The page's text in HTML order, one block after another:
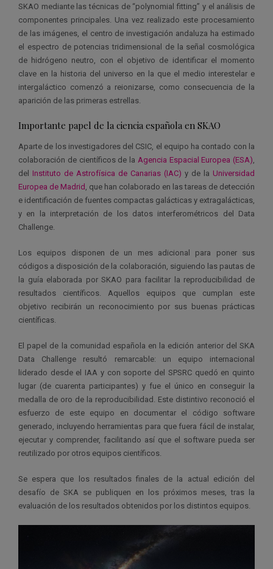
SKAO mediante las técnicas de “polynomial fitting” y el análisis de
componentes principales. Una vez realizado este procesamiento
de las imágenes, el centro de investigación andaluza ha estimado
el espectro de potencias tridimensional de la señal cosmológica
de hidrógeno neutro, con el objetivo de identificar el momento
clave en la historia del universo en la que el medio interestelar e
intergaláctico comenzó a reionizarse, como consecuencia de la
aparición de las primeras estrellas.
Importante papel de la ciencia española en SKAO
Aparte de los investigadores del CSIC, el equipo ha contado con la
colaboración de científicos de la Agencia Espacial Europea (ESA),
del Instituto de Astrofísica de Canarias (IAC) y de la Universidad
Europea de Madrid , que han colaborado en las tareas de detección
e identificación de fuentes compactas galácticas y extragalácticas,
y en la interpretación de los datos interferométricos del Data
Challenge.
Los equipos disponen de un mes adicional para poner sus
códigos a disposición de la colaboración, siguiendo las pautas de
la guía elaborada por SKAO para facilitar la reproducibilidad de
resultados científicos. Aquellos equipos que cumplan este
objetivo recibirán un reconocimiento por sus buenas prácticas
científicas.
El papel de la comunidad española en la edición anterior del SKA
Data Challenge resultó remarcable: un equipo internacional
liderado desde el IAA y con soporte del SPSRC quedó en quinto
lugar (de cuarenta participantes) y fue el único en conseguir la
medalla de oro de la reproducibilidad. Este distintivo reconoció el
esfuerzo de este equipo en documentar el código software
generado, incluyendo herramientas para que fuera fácil de instalar,
ejecutar y comprender, facilitando así que el software pueda ser
reutilizado por otros equipos científicos.
Se espera que los resultados finales de la actual edición del
desafío de SKA se publiquen en los próximos meses, tras la
evaluación de los resultados obtenidos por los distintos equipos.